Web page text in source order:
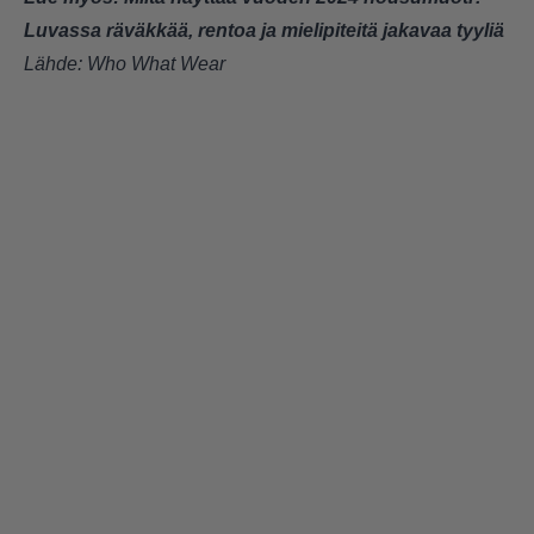
Luvassa räväkkää, rentoa ja mielipiteitä jakavaa tyyliä
Lähde: Who What Wear